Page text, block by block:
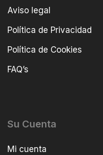
Aviso legal
Política de Privacidad
Política de Cookies
FAQ’s
Su Cuenta
Mi cuenta